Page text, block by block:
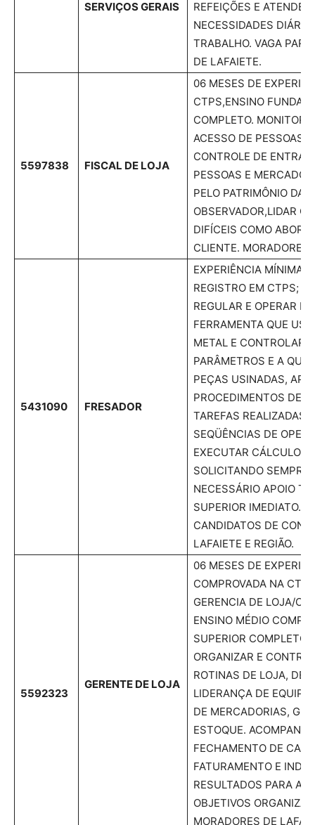
SERVIÇOS GERAIS
REFEIÇÕES E ATENDER
NECESSIDADES
TRABALHO. VAGA
DE LAFAIETE.
5597838 FISCAL DE LOJA
06 MESES DE
CTPS,ENSINO
COMPLETO.
ACESSO DE PESSOAS;
CONTROLE DE
PESSOAS E
PELO PATRIMÔNIO DA
OBSERVADOR,LIDAR
DIFÍCEIS COMO
CLIENTE. MORADORES
5431090 FRESADOR
EXPERIÊNCIA MÍNIMA
REGISTRO EM CTPS;
REGULAR E OPERAR
FERRAMENTA QUE
METAL E CONTROLAR
PARÂMETROS E A
PEÇAS USINADAS,
PROCEDIMENTOS DE
TAREFAS REALIZADAS.
SEQÜÊNCIAS DE
EXECUTAR CÁLCULOS
SOLICITANDO SEMPRE
NECESSÁRIO APOIO
SUPERIOR IMEDIATO.
CANDIDATOS DE
LAFAIETE E REGIÃO.
5592323
GERENTE DE LOJA
06 MESES DE
COMPROVADA NA
GERENCIA DE LOJA/
ENSINO MÉDIO
SUPERIOR COMPLETO.
ORGANIZAR E
ROTINAS DE LOJA,
LIDERANÇA DE
DE MERCADORIAS,
ESTOQUE.
FECHAMENTO DE
FATURAMENTO E
RESULTADOS PARA
OBJETIVOS
MORADORES DE